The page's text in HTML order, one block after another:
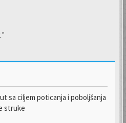
sa ciljem poticanja i poboljšanja
struke